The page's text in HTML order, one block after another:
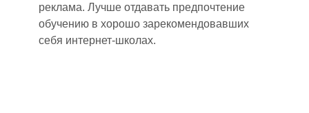
реклама. Лучше отдавать предпочтение
обучению в хорошо зарекомендовавших
себя интернет-школах.